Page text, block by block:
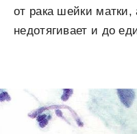
от рака шейки матки,
недотягивает и до